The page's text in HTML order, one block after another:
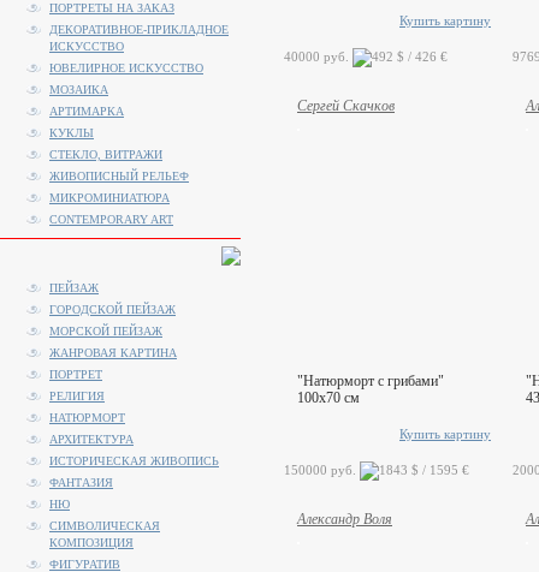
Купить картину
40000 руб.
Сергей Скачков
"Натюрморт с грибами"
100x70 см
Купить картину
150000 руб.
Александр Воля
ПОРТРЕТЫ НА ЗАКАЗ
ДЕКОРАТИВНОЕ-ПРИКЛАДНОЕ
ИСКУССТВО
ЮВЕЛИРНОЕ ИСКУССТВО
МОЗАИКА
АРТИМАРКА
КУКЛЫ
СТЕКЛО, ВИТРАЖИ
ЖИВОПИСНЫЙ РЕЛЬЕФ
МИКРОМИНИАТЮРА
CONTEMPORARY ART
ПЕЙЗАЖ
ГОРОДСКОЙ ПЕЙЗАЖ
МОРСКОЙ ПЕЙЗАЖ
ЖАНРОВАЯ КАРТИНА
ПОРТРЕТ
РЕЛИГИЯ
НАТЮРМОРТ
АРХИТЕКТУРА
ИСТОРИЧЕСКАЯ ЖИВОПИСЬ
ФАНТАЗИЯ
НЮ
СИМВОЛИЧЕСКАЯ
КОМПОЗИЦИЯ
ФИГУРАТИВ